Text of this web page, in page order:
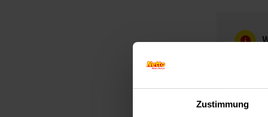
Zustimmung